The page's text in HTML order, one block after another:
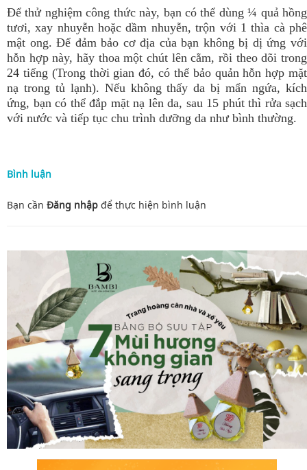
Để thử nghiệm công thức này, bạn có thể dùng ¼ quả hồng
tươi, xay nhuyễn hoặc dầm nhuyễn, trộn với 1 thìa cà phê
mật ong. Để đảm bảo cơ địa của bạn không bị dị ứng với
hỗn hợp này, hãy thoa một chút lên cằm, rồi theo dõi trong
24 tiếng (Trong thời gian đó, có thể bảo quản hỗn hợp mặt
nạ trong tủ lạnh). Nếu không thấy da bị mẩn ngứa, kích
ứng, bạn có thể đắp mặt nạ lên da, sau 15 phút thì rửa sạch
với nước và tiếp tục chu trình dưỡng da như bình thường.
Bình luận
Bạn cần Đăng nhập để thực hiện bình luận